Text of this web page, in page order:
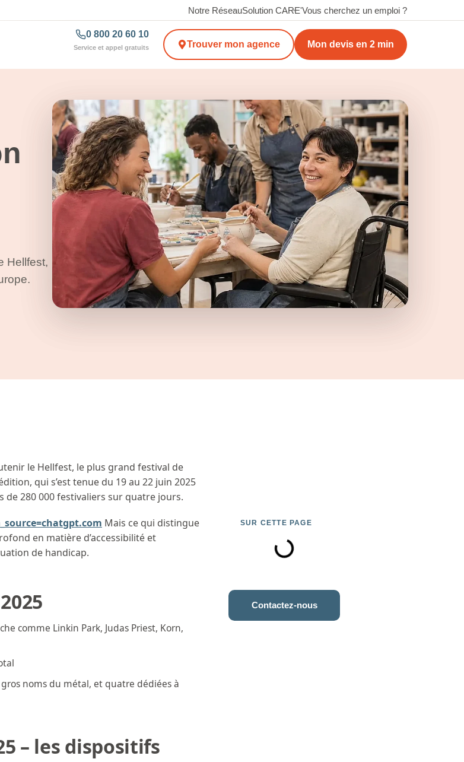
Notre RéseauSolution CARE'Vous cherchez un emploi ?
0 800 20 60 10
Service et appel gratuits Trouver mon agence Mon devis en 2 min
Hellfest,
le Hellfest, le plus grand festival de
qui s’est tenue du 19 au 22 juin 2025
de 280 000 festivaliers sur quatre jours.
Mais ce qui distingue
en matière d’accessibilité et
de handicap.
comme Linkin Park, Judas Priest, Korn,
noms du métal, et quatre dédiées à
– les dispositifs
SUR CETTE PAGE
Contactez-nous